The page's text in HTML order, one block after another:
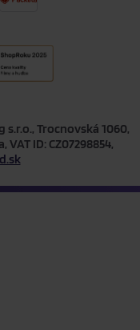
Trocnovská 1060,
ID: CZ07298854,